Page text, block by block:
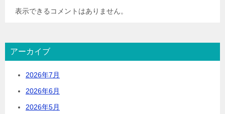
表示できるコメントはありません。
アーカイブ
2026年7月
2026年6月
2026年5月